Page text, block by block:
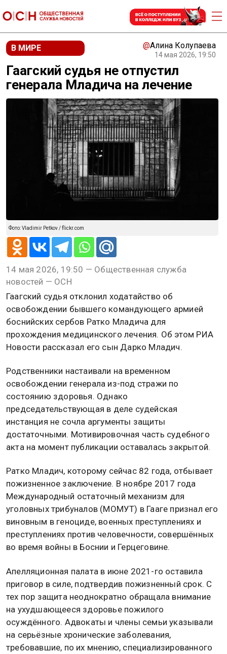
В МИРЕ @Алина Колупаева
14 мая 2026, 19:50
Гаагский судья не отпустил
генерала Младича на лечение
Фото: Vladimir Petkov / flickr.com
14 мая 2026, 19:50 — Общественная служба
новостей — ОСН
Гаагский судья отклонил ходатайство об
освобождении бывшего командующего армией
боснийских сербов Ратко Младича для
прохождения медицинского лечения. Об этом РИА
Новости рассказал его сын Дарко Младич.
Родственники настаивали на временном
освобождении генерала из-под стражи по
состоянию здоровья. Однако
председательствующая в деле судейская
инстанция не сочла аргументы защиты
достаточными. Мотивировочная часть судебного
акта на момент публикации оставалась закрытой.
Ратко Младич, которому сейчас 82 года, отбывает
пожизненное заключение. В ноябре 2017 года
Международный остаточный механизм для
уголовных трибуналов (МОМУТ) в Гааге признал его
виновным в геноциде, военных преступлениях и
преступлениях против человечности, совершённых
во время войны в Боснии и Герцеговине.
Апелляционная палата в июне 2021-го оставила
приговор в силе, подтвердив пожизненный срок. С
тех пор защита неоднократно обращала внимание
на ухудшающееся здоровье пожилого
осуждённого. Адвокаты и члены семьи указывали
на серьёзные хронические заболевания,
требовавшие, по их мнению, специализированного